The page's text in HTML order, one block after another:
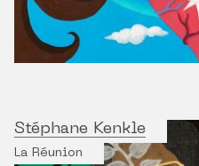
Stéphane Kenkle
La Réunion